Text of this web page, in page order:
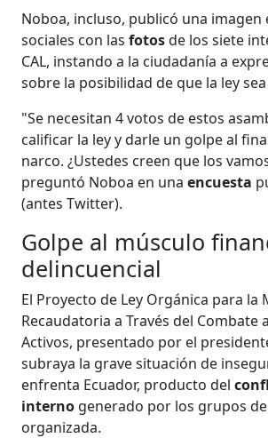
Noboa, incluso, publicó una imagen
sociales con lasfotosde los siete
CAL, instando a la ciudadanía a
sobre la posibilidad de que la ley
"Se necesitan 4 votos de estos
calificar la ley y darle un golpe al
narco. ¿Ustedes creen que los
preguntó Noboa en unaencuesta
(antes Twitter).
Golpe al músculo
delincuencial
El Proyecto de Ley Orgánica para la
Recaudatoria a Través del Combate
Activos, presentado por el
subraya la grave situación de
enfrenta Ecuador, producto del
interno generado por los grupos
organizada.